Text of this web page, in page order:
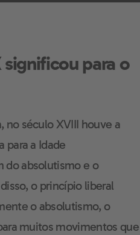
para o
no século XVIII houve a
para a Idade
do absolutismo e o
o princípio liberal
o absolutismo, o
muitos movimentos que